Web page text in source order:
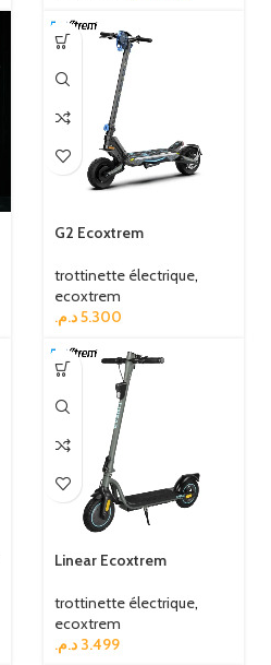
G2 Ecoxtrem
trottinette électrique,
ecoxtrem
5.300د.م.
Linear Ecoxtrem
trottinette électrique,
ecoxtrem
3.499 د.م.